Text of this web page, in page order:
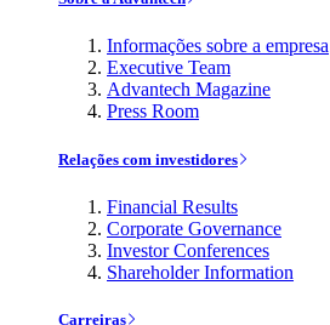
Informações sobre a empresa
Executive Team
Advantech Magazine
Press Room
Relações com investidores
Financial Results
Corporate Governance
Investor Conferences
Shareholder Information
Carreiras